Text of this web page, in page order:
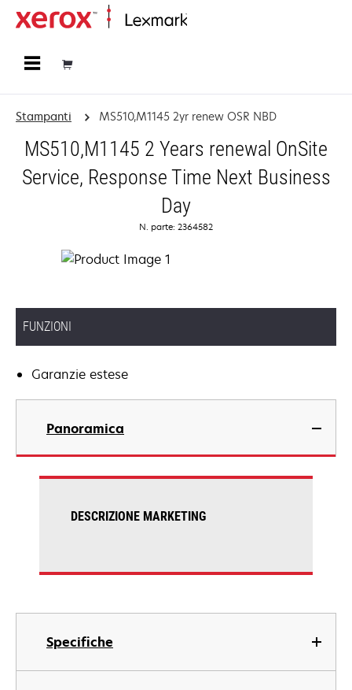
Stampanti MS510,M1145 2yr renew OSR NBD
MS510,M1145 2 Years renewal OnSite
Service, Response Time Next Business
Day
N. parte: 2364582
FUNZIONI
Garanzie estese
Panoramica
Specifiche
DESCRIZIONE MARKETING